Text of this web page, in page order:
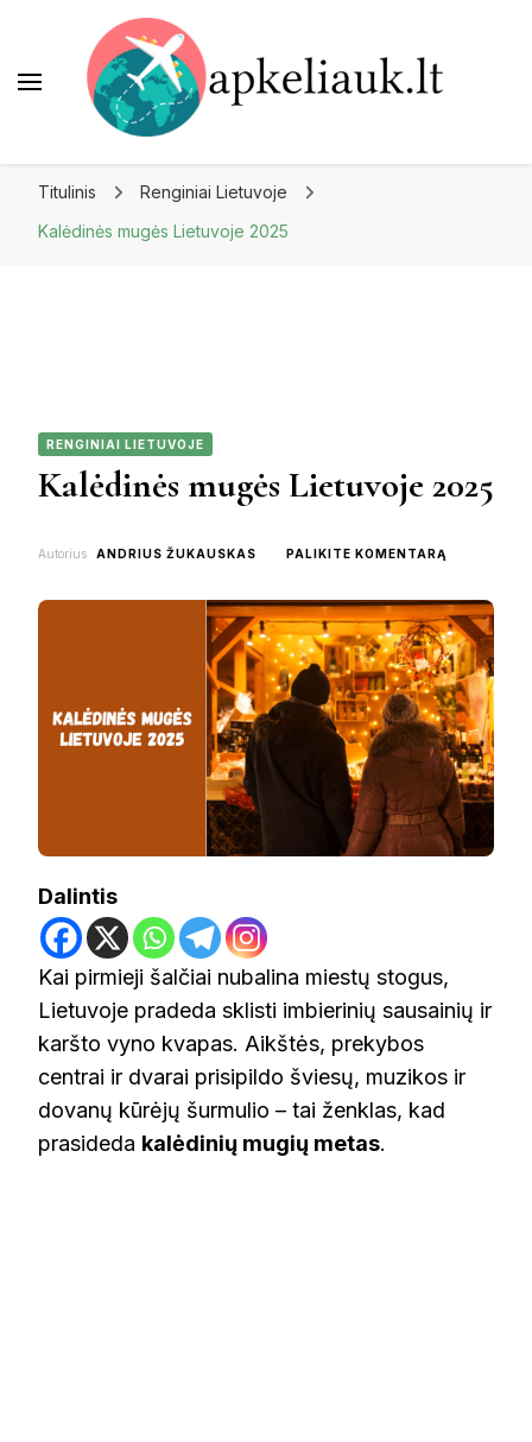
Titulinis
Renginiai Lietuvoje
Kalėdinės mugės Lietuvoje 2025
RENGINIAI LIETUVOJE
Kalėdinės mugės Lietuvoje 2025
Autorius ANDRIUS ŽUKAUSKAS PALIKITE KOMENTARĄ
LIETUVOJE
2025
Dalintis
Kai pirmieji šalčiai nubalina miestų stogus,
Lietuvoje pradeda sklisti imbierinių sausainių ir
karšto vyno kvapas. Aikštės, prekybos
centrai ir dvarai prisipildo šviesų, muzikos ir
dovanų kūrėjų šurmulio – tai ženklas, kad
prasideda kalėdinių mugių metas.